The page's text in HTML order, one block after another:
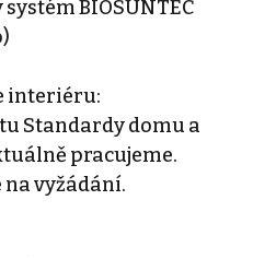
BIOSUNTEC
interiéru:
Standardy domu a
pracujeme.
na vyžádání.